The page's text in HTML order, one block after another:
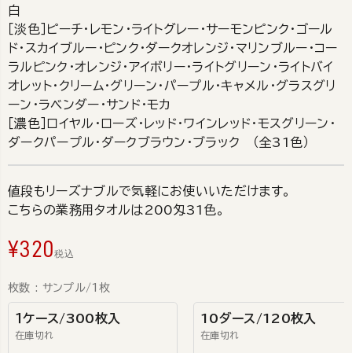
白
［淡色］ピーチ・レモン・ライトグレー・サーモンピンク・ゴール
ド・スカイブルー・ピンク・ダークオレンジ・マリンブルー・コー
ラルピンク・オレンジ・アイボリー・ライトグリーン・ライトバイ
オレット・クリーム・グリーン・パープル・キャメル・グラスグリ
ーン・ラベンダー・サンド・モカ
［濃色］ロイヤル・ローズ・レッド・ワインレッド・モスグリーン・
ダークパープル・ダークブラウン・ブラック （全31色）
値段もリーズナブルで気軽にお使いいただけます。
こちらの業務用タオルは200匁31色。
¥320税込
枚数 サンプル/1枚
１ケース/300枚入
在庫切れ
10ダース/120枚入
在庫切れ